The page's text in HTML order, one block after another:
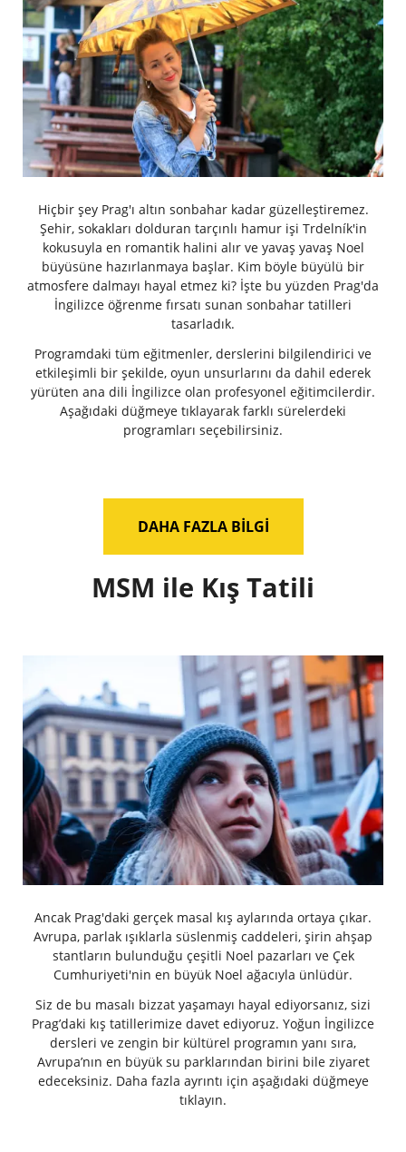
Hiçbir şey Prag'ı altın sonbahar kadar güzelleştiremez.
Şehir, sokakları dolduran tarçınlı hamur işi Trdelník'in
kokusuyla en romantik halini alır ve yavaş yavaş Noel
büyüsüne hazırlanmaya başlar. Kim böyle büyülü bir
atmosfere dalmayı hayal etmez ki? İşte bu yüzden Prag'da
İngilizce öğrenme fırsatı sunan sonbahar tatilleri
tasarladık.
Programdaki tüm eğitmenler, derslerini bilgilendirici ve
etkileşimli bir şekilde, oyun unsurlarını da dahil ederek
yürüten ana dili İngilizce olan profesyonel eğitimcilerdir.
Aşağıdaki düğmeye tıklayarak farklı sürelerdeki
programları seçebilirsiniz.
DAHA FAZLA BILGI
MSM ile Kış Tatili
Ancak Prag'daki gerçek masal kış aylarında ortaya çıkar.
Avrupa, parlak ışıklarla süslenmiş caddeleri, şirin ahşap
stantların bulunduğu çeşitli Noel pazarları ve Çek
Cumhuriyeti'nin en büyük Noel ağacıyla ünlüdür.
Siz de bu masalı bizzat yaşamayı hayal ediyorsanız, sizi
Prag’daki kış tatillerimize davet ediyoruz. Yoğun İngilizce
dersleri ve zengin bir kültürel programın yanı sıra,
Avrupa’nın en büyük su parklarından birini bile ziyaret
edeceksiniz. Daha fazla ayrıntı için aşağıdaki düğmeye
tıklayın.